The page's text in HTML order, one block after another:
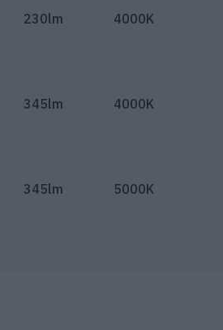
230lm 4000K
345lm 4000K
345lm 5000K